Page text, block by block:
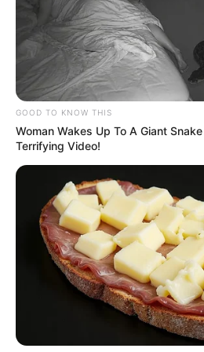
móviles y un pasaporte, objetos
investigación, harían parte del
una red de tráfico internacional
GOOD TO KNOW THIS
Woman Wakes Up To A Giant
Terrifying Video!